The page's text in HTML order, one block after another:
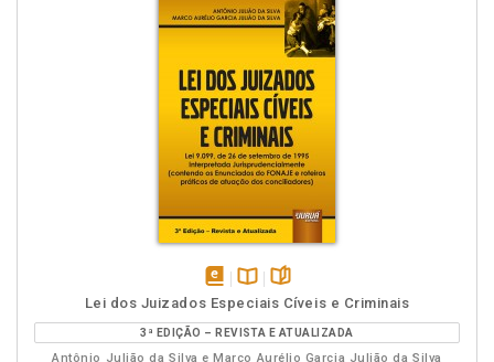
disponível
em
eBook
Disponível
na
B.V.
páginas
Lei dos Juizados Especiais Cíveis e Criminais
3ª EDIÇÃO – REVISTA E ATUALIZADA
Antônio Julião da Silva e Marco Aurélio Garcia Julião da Silva